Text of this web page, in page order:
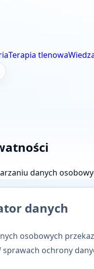
Terapia tlenowa
danych
danych
osobowych
sprawach ochrony